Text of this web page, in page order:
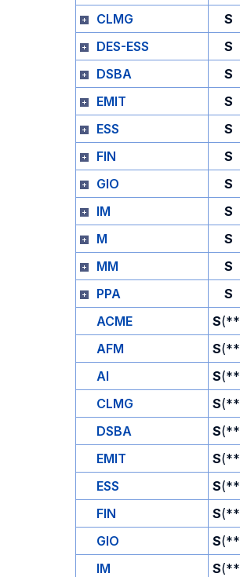
CLMG
S
DES-ESS
S
DSBA
S
EMIT
S
ESS
S
FIN
S
GIO
S
IM
S
M
S
MM
S
PPA
S
ACME
S
AFM
S
AI
S
CLMG
S
DSBA
S
EMIT
S
ESS
S
FIN
S
GIO
S
IM
S